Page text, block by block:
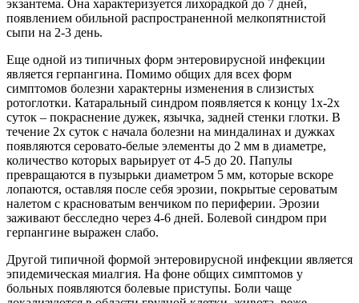
экзантема. Она характеризуется лихорадкой до 7 дней,
появлением обильной распространенной мелкопятнистой
сыпи на 2-3 день.
Еще одной из типичных форм энтеровирусной инфекции
является герпангина. Помимо общих для всех форм
симптомов болезни характерны изменения в слизистых
ротоглотки. Катаральный синдром появляется к концу 1х-2х
суток – покраснение дужек, язычка, задней стенки глотки. В
течение 2х суток с начала болезни на миндалинах и дужках
появляются серовато-белые элементы до 2 мм в диаметре,
количество которых варьирует от 4-5 до 20. Папулы
превращаются в пузырьки диаметром 5 мм, которые вскоре
лопаются, оставляя после себя эрозии, покрытые сероватым
налетом с красноватым венчиком по периферии. Эрозии
заживают бесследно через 4-6 дней. Болевой синдром при
герпангине выражен слабо.
Другой типичной формой энтеровирусной инфекции является
эпидемическая миалгия. На фоне общих симптомов у
больных появляются болевые приступы. Боли чаще